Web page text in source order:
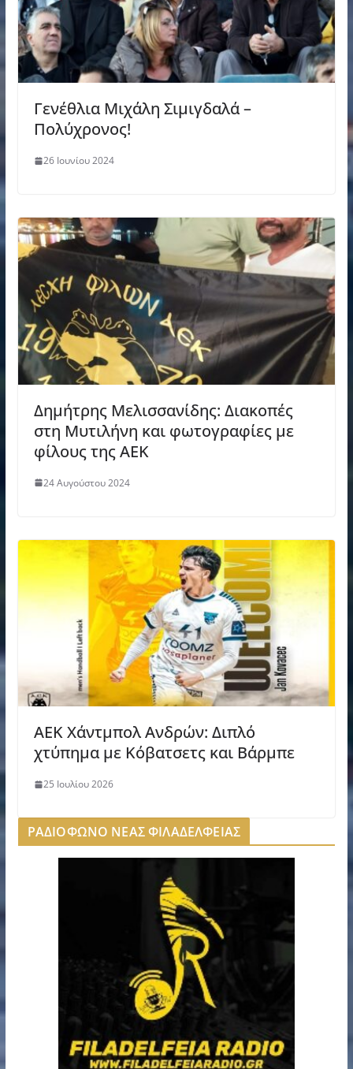
Γενέθλια Μιχάλη Σιμιγδαλά –
Πολύχρονος!
26 Ιουνίου 2024
Δημήτρης Μελισσανίδης: Διακοπές
στη Μυτιλήνη και φωτογραφίες με
φίλους της ΑΕΚ
24 Αυγούστου 2024
AEK Χάντμπολ Ανδρών: Διπλό
χτύπημα με Κόβατσετς και Βάρμπε
25 Ιουλίου 2026
ΡΑΔΙΟΦΩΝΟ ΝΕΑΣ ΦΙΛΑΔΕΛΦΕΙΑΣ